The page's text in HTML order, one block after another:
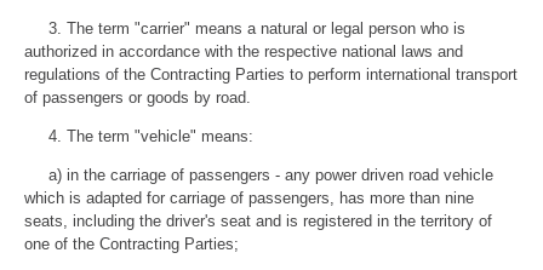
3. The term "carrier" means a natural or legal person who is
authorized in accordance with the respective national laws and
regulations of the Contracting Parties to perform international transport
of passengers or goods by road.
4. The term "vehicle" means:
a) in the carriage of passengers - any power driven road vehicle
which is adapted for carriage of passengers, has more than nine
seats, including the driver's seat and is registered in the territory of
one of the Contracting Parties;